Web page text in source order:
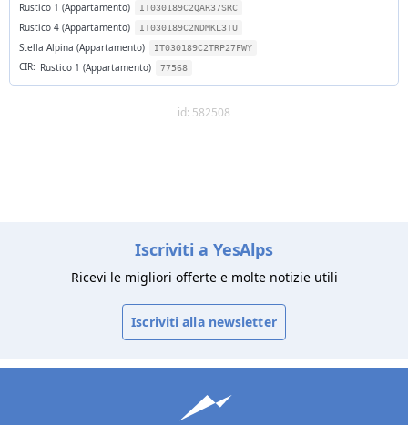
Rustico 1 (Appartamento)
IT030189C2QAR37SRC
Rustico 4 (Appartamento) IT030189C2NDMKL3TU
Stella Alpina (Appartamento) IT030189C2TRP27FWY
CIR: Rustico 1 (Appartamento) 77568
id: 582508
Iscriviti a YesAlps
Ricevi le migliori offerte e molte notizie utili
Iscriviti alla newsletter